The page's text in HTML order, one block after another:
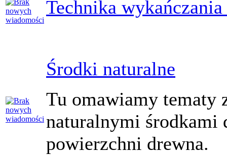
Technika
Środki naturalne
Tu omawiamy tematy
naturalnymi środkami
powierzchni drewna.